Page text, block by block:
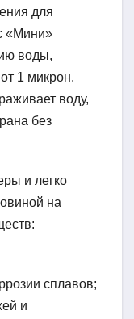
для
«Мини»
воды,
1 микрон.
воду,
без
и легко
на
сплавов;
и